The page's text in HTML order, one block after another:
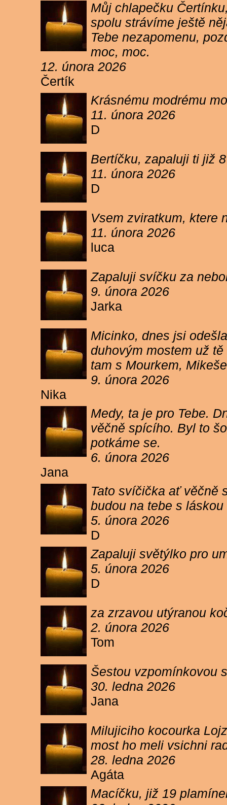
Můj chlapečku
spolu strávíme ještě
Tebe nezapomenu,
moc, moc.
12. února 2026
Čertík
Krásnému modrému
11. února 2026
D
Bertíčku, zapaluji ti již
11. února 2026
D
Vsem zviratkum, ktere
11. února 2026
luca
Zapaluji svíčku za
9. února 2026
Jarka
Micinko, dnes jsi
duhovým mostem už
tam s Mourkem,
9. února 2026
Nika
Medy, ta je pro Tebe.
věčně spícího. Byl to
potkáme se.
6. února 2026
Jana
Tato svíčička ať věčně
budou na tebe s
5. února 2026
D
Zapaluji světýlko pro
5. února 2026
D
za zrzavou utýranou
2. února 2026
Tom
Šestou vzpomínkovou
30. ledna 2026
Jana
Milujiciho kocourka
most ho meli vsichni
28. ledna 2026
Agáta
Macíčku, již 19